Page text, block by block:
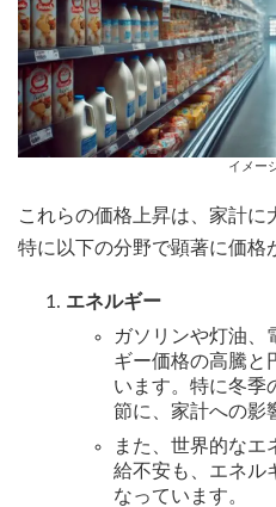
イメー
これらの価格上昇は、家計に
特に以下の分野で顕著に価格
エネルギー
ガソリンや灯油、
ギー価格の高騰と
います。特に冬季
節に、家計への影
また、世界的なエ
給不安も、エネル
なっています。